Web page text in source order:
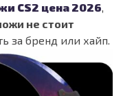
CS2 цена 2026,
не стоит
за бренд или хайп.